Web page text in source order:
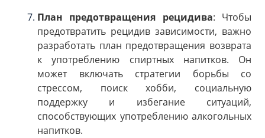
План предотвращения рецидива: Чтобы
предотвратить рецидив зависимости, важно
разработать план предотвращения возврата
к употреблению спиртных напитков. Он
может включать стратегии борьбы со
стрессом, поиск хобби, социальную
поддержку и избегание ситуаций,
способствующих употреблению алкогольных
напитков.